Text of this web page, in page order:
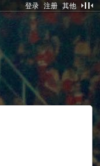
登录 注册 其他